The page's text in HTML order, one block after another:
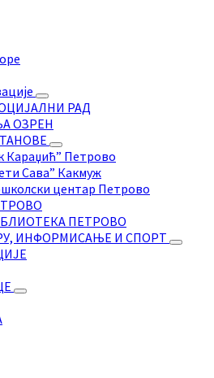
РАД
ОЗРЕН
Караџић” Петрово
Сава” Какмуж
центар Петрово
ПЕТРОВО
ИНФОРМИСАЊЕ И СПОРТ